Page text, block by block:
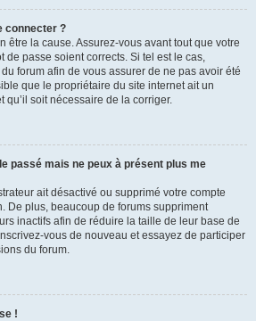
connecter ?
être la cause. Assurez-vous avant tout que votre
de passe soient corrects. Si tel est le cas,
forum afin de vous assurer de ne pas avoir été
que le propriétaire du site internet ait un
qu’il soit nécessaire de la corriger.
passé mais ne peux à présent plus me
ait désactivé ou supprimé votre compte
De plus, beaucoup de forums suppriment
inactifs afin de réduire la taille de leur base de
vous de nouveau et essayez de participer
du forum.
!